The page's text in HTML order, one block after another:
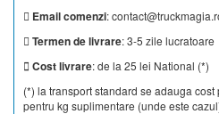
Email comenzi:
Termen de livrare: 3-5 zile lucratoare
Cost livrare: de la 25 lei National (*)
(*)la transport standard se adauga
pentru kg suplimentare (unde este